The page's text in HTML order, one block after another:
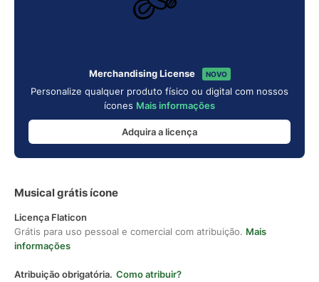
Merchandising License NOVO
Personalize qualquer produto físico ou digital com nossos
ícones Mais informações
Adquira a licença
Musical grátis ícone
Licença Flaticon
Grátis para uso pessoal e comercial com atribuição. Mais
informações
Atribuição obrigatória. Como atribuir?